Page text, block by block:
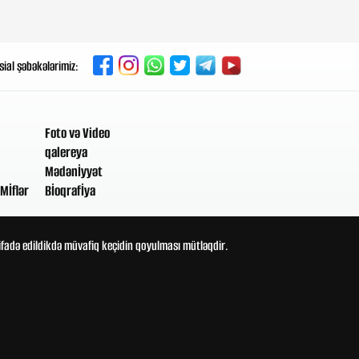
Uşaqlarda qarın ağrısı hansı
hallarda təhlükəlidir?
ABŞ-dan Hörmüz açıqlaması:
Razılaşma bu gün və ya sabah
əldə oluna bilər
4-08-2026, 15:13
Qan şəkərini azaltmağa kömək
şəbəkələrimiz:
Foto və Video
qalereya
Mədənİyyət
Bİoqrafİya
edildikdə müvafiq keçidin qoyulması mütləqdir.